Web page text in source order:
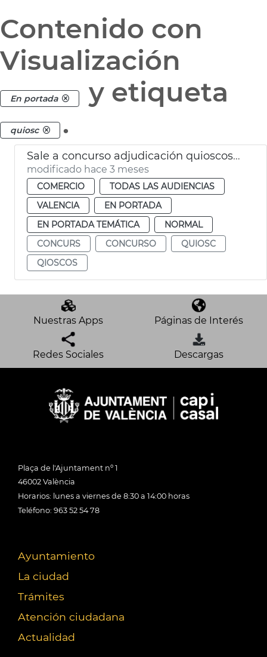
Contenido con
Visualización
En portada y etiqueta
quiosc .
Sale a concurso adjudicación quioscos vacíos València
modificado hace 3 meses
COMERCIO
TODAS LAS AUDIENCIAS
VALENCIA
EN PORTADA
EN PORTADA TEMÁTICA
NORMAL
CONCURS
CONCURSO
QUIOSC
QIOSCOS
Nuestras Apps Páginas de Interés
Redes Sociales Descargas
Plaça de l'Ajuntament nº 1
46002 València
Horarios: lunes a viernes de 8:30 a 14:00 horas
Teléfono: 963 52 54 78
Ayuntamiento
La ciudad
Trámites
Atención ciudadana
Actualidad